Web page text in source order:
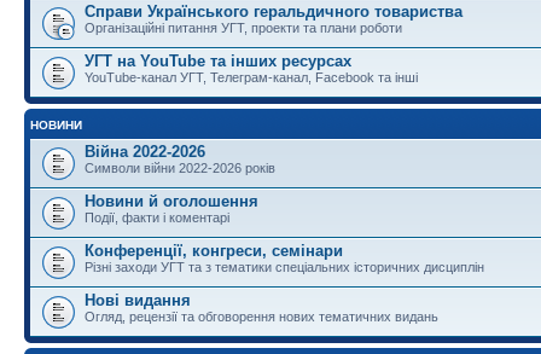
Справи Українського геральдичного товариства
Організаційні питання УГТ, проекти та плани роботи
УГТ на YouTube та інших ресурсах
YouTube-канал УГТ, Телеграм-канал, Facebook та інші
НОВИНИ
Війна 2022-2026
Символи війни 2022-2026 років
Новини й оголошення
Події, факти і коментарі
Конференції, конгреси, семінари
Різні заходи УГТ та з тематики спеціальних історичних дисциплін
Нові видання
Огляд, рецензії та обговорення нових тематичних видань